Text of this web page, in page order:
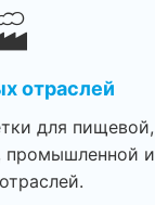
отраслей
для пищевой,
промышленной и